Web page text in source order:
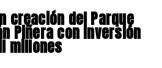
creación del Parque
Piñera con inversión
millones